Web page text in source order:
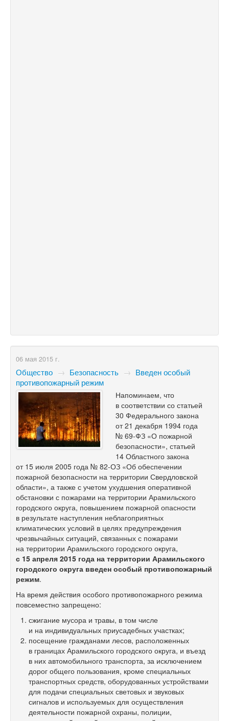
06 мая 2015 г.
Общество → Безопасность → Введен особый
противопожарный режим
Напоминаем, что
в соответствии со статьей
30 Федерального закона
от 21 декабря 1994 года
№ 69-ФЗ «О пожарной
безопасности», статьей
14 Областного закона
от 15 июля 2005 года № 82-ОЗ «Об обеспечении
пожарной безопасности на территории Свердловской
области», а также с учетом ухудшения оперативной
обстановки с пожарами на территории Арамильского
городского округа, повышением пожарной опасности
в результате наступления неблагоприятных
климатических условий в целях предупреждения
чрезвычайных ситуаций, связанных с пожарами
на территории Арамильского городского округа,
с 15 апреля 2015 года на территории Арамильского
городского округа введен особый противопожарный
режим.
На время действия особого противопожарного режима
повсеместно запрещено:
сжигание мусора и травы, в том числе
и на индивидуальных приусадебных участках;
посещение гражданами лесов, расположенных
в границах Арамильского городского округа, и въезд
в них автомобильного транспорта, за исключением
дорог общего пользования, кроме специальных
транспортных средств, оборудованных устройствами
для подачи специальных световых и звуковых
сигналов и используемых для осуществления
деятельности пожарной охраны, полиции,